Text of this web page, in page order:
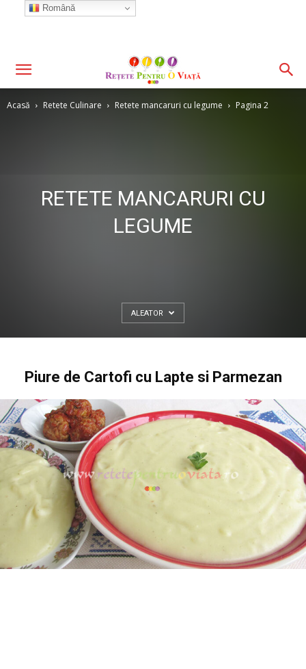
Acasă Retete Culinare Retete mancaruri cu legume Pagina 2
RETETE MANCARURI CU
LEGUME
ALEATOR
Piure de Cartofi cu Lapte si Parmezan
Română